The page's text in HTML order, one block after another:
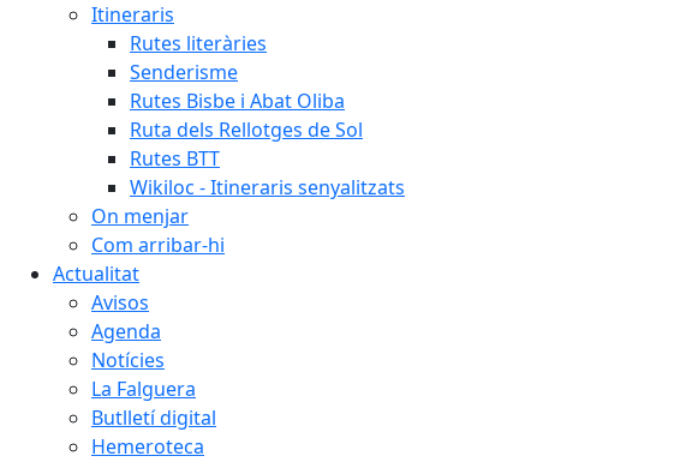
Itineraris
Rutes literàries
Senderisme
Rutes Bisbe i Abat Oliba
Ruta dels Rellotges de Sol
Rutes BTT
Wikiloc - Itineraris senyalitzats
On menjar
Com arribar-hi
Actualitat
Avisos
Agenda
Notícies
La Falguera
Butlletí digital
Hemeroteca